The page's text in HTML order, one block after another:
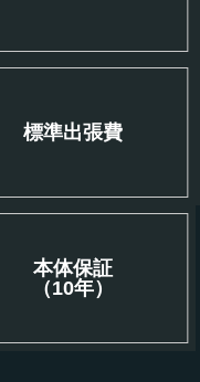
標準出張費
本体保証
（10年）